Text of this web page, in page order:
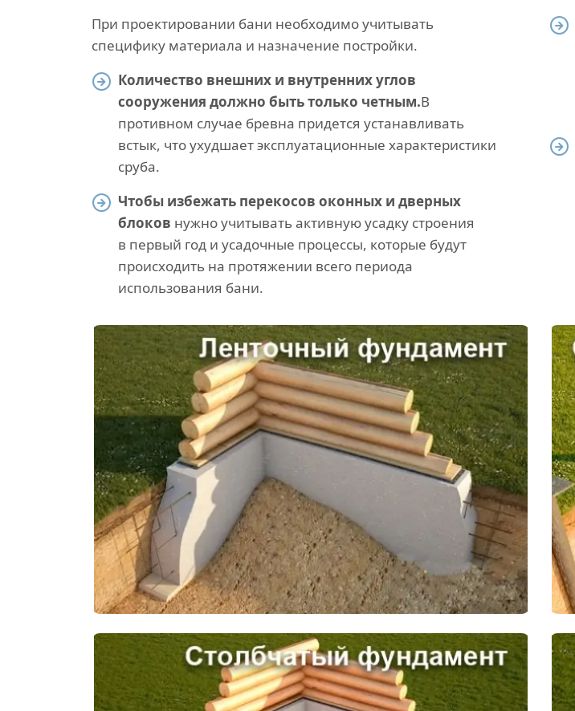
При проектировании бани необходимо учитывать
специфику материала и назначение постройки.
Количество внешних и внутренних углов
сооружения должно быть только четным.В
противном случае бревна придется устанавливать
встык, что ухудшает эксплуатационные характеристики
сруба.
Чтобы избежать перекосов оконных и дверных
блоков нужно учитывать активную усадку строения
в первый год и усадочные процессы, которые будут
происходить на протяжении всего периода
использования бани.